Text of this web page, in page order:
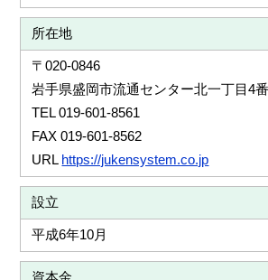
所在地
〒020-0846
岩手県盛岡市流通センター北一丁目4
TEL 019-601-8561
FAX 019-601-8562
URL https://jukensystem.co.jp
設立
平成6年10月